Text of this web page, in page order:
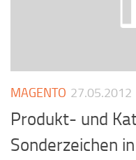
MAGENTO 27.05.2012
Produkt- und
Sonderzeichen